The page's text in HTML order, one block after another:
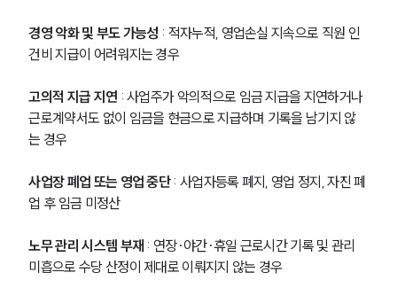
경영 악화 및 부도 가능성 : 적자누적, 영업손실 지속으로 직원 인
건비 지급이 어려워지는 경우
고의적 지급 지연 : 사업주가 악의적으로 임금 지급을 지연하거나
근로계약서도 없이 임금을 현금으로 지급하며 기록을 남기지 않
는 경우
사업장 폐업 또는 영업 중단 : 사업자등록 폐지, 영업 정지, 자진 폐
업 후 임금 미정산
노무 관리 시스템 부재 : 연장·야간·휴일 근로시간 기록 및 관리
미흡으로 수당 산정이 제대로 이뤄지지 않는 경우